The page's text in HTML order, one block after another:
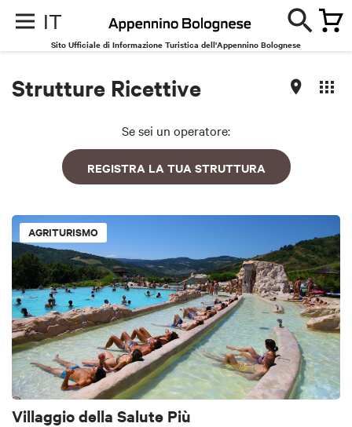
IT
Sito Ufficiale di Informazione Turistica dell'Appennino Bolognese
Strutture Ricettive
Se sei un operatore:
REGISTRA LA TUA STRUTTURA
AGRITURISMO
Villaggio della Salute Più